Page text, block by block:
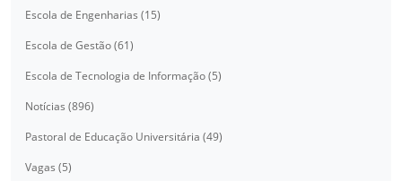
Escola de Engenharias (15)
Escola de Gestão (61)
Escola de Tecnologia de Informação (5)
Notícias (896)
Pastoral de Educação Universitária (49)
Vagas (5)